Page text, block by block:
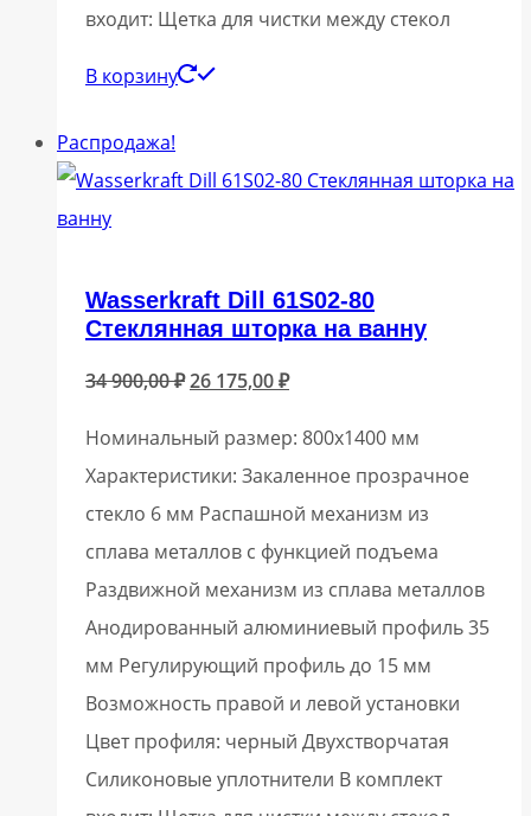
входит: Щетка для чистки между стекол
В корзину
Распродажа!
Wasserkraft Dill 61S02-80
Стеклянная шторка на ванну
34 900,00₽Первоначальная
составляла
26 175,00₽Текущая
Номинальный размер: 800х1400 мм
Характеристики: Закаленное прозрачное
стекло 6 мм Распашной механизм из
сплава металлов с функцией подъема
Раздвижной механизм из сплава металлов
Анодированный алюминиевый профиль 35
мм Регулирующий профиль до 15 мм
Возможность правой и левой установки
Цвет профиля: черный Двухстворчатая
Силиконовые уплотнители В комплект